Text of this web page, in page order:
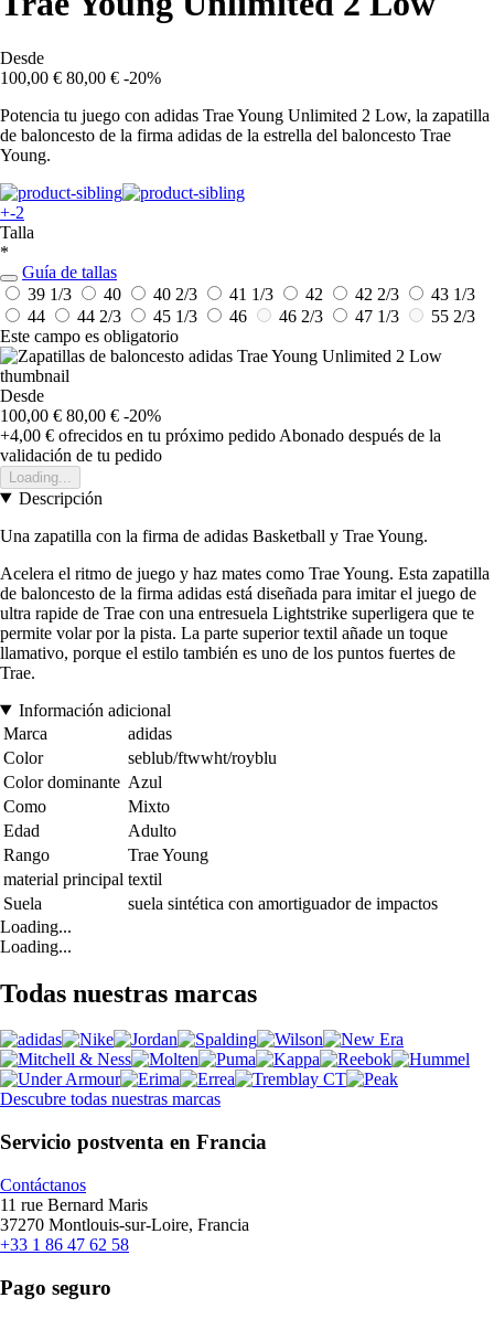
Desde
100,00 € 80,00 € -20%
Potencia tu juego con adidas Trae Young Unlimited 2 Low, la zapatilla
de baloncesto de la firma adidas de la estrella del baloncesto Trae
Young.
+-2
Talla
*
Guía de tallas
39 1/3
40 40 2/3 41 1/3 42 42 2/3
43 1/3
44
44 2/3 45 1/3 46 46 2/3 47 1/3
55 2/3
Este campo es obligatorio
Desde
100,00 € 80,00 € -20%
+4,00 € ofrecidos en tu próximo pedido Abonado después de la
validación de tu pedido
Loading...
Descripción
Una zapatilla con la firma de adidas Basketball y Trae Young.
Acelera el ritmo de juego y haz mates como Trae Young. Esta zapatilla
de baloncesto de la firma adidas está diseñada para imitar el juego de
ultra rapide de Trae con una entresuela Lightstrike superligera que te
permite volar por la pista. La parte superior textil añade un toque
llamativo, porque el estilo también es uno de los puntos fuertes de
Trae.
Información adicional
Marca
adidas
Color
seblub/ftwwht/royblu
Color dominante Azul
Como
Mixto
Edad
Adulto
Rango
Trae Young
material principal textil
Suela
suela sintética con amortiguador de impactos
Loading...
Loading...
Todas nuestras marcas
Descubre todas nuestras marcas
Servicio postventa en Francia
Contáctanos
11 rue Bernard Maris
37270 Montlouis-sur-Loire, Francia
+33 1 86 47 62 58
Pago seguro